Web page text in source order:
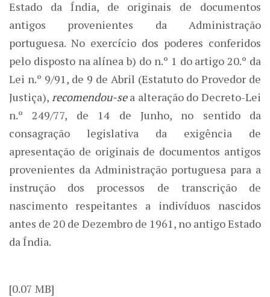
Estado da Índia, de originais de documentos
antigos provenientes da Administração
portuguesa. No exercício dos poderes conferidos
pelo disposto na alínea b) do n.º 1 do artigo 20.º da
Lei n.º 9/91, de 9 de Abril (Estatuto do Provedor de
Justiça), recomendou-sea alteração do Decreto-Lei
n.º 249/77, de 14 de Junho, no sentido da
consagração legislativa da exigência de
apresentação de originais de documentos antigos
provenientes da Administração portuguesa para a
instrução dos processos de transcrição de
nascimento respeitantes a indivíduos nascidos
antes de 20 de Dezembro de 1961, no antigo Estado
da Índia.
[0.07 MB]